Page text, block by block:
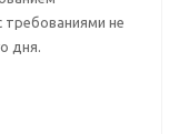
требованиями не
дня.